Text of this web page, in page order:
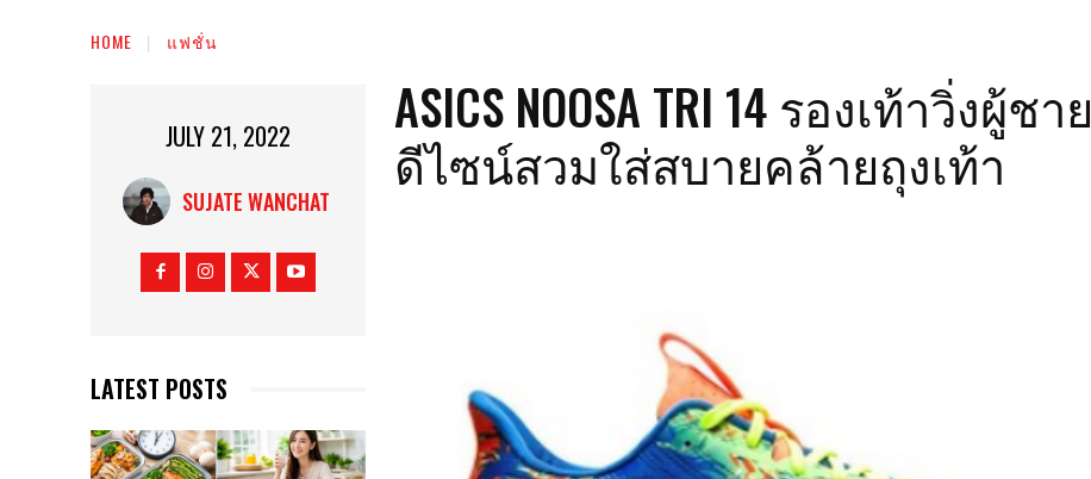
HOME แฟชั่น
JULY 21, 2022
SUJATE WANCHAT
LATEST POSTS
ASICS NOOSA TRI 14 รองเท้าวิ่งผู้ชาย
ดีไซน์สวมใส่สบายคล้ายถุงเท้า